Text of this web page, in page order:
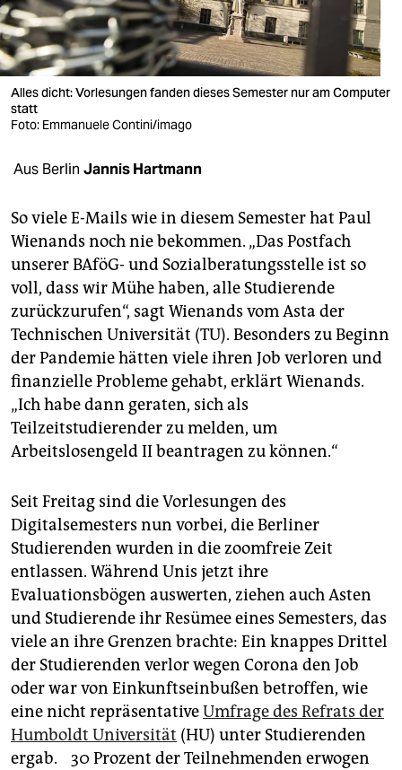
wahrheit
verlag
verlag
veranstaltungen
unterstützen
abo
genossenschaft
epaper login
Alles dicht: Vorlesungen fanden dieses Semester nur am Computer
statt
Foto: Emmanuele Contini/imago
Aus Berlin Jannis Hartmann
So viele E-Mails wie in diesem Semester hat Paul
Wienands noch nie bekommen. „Das Postfach
unserer BAföG- und Sozialberatungsstelle ist so
voll, dass wir Mühe haben, alle Studierende
zurückzurufen“, sagt Wienands vom Asta der
Technischen Universität (TU). Besonders zu Beginn
der Pandemie hätten viele ihren Job verloren und
finanzielle Probleme gehabt, erklärt Wienands.
„Ich habe dann geraten, sich als
Teilzeitstudierender zu melden, um
Arbeitslosengeld II beantragen zu können.“
Seit Freitag sind die Vorlesungen des
Digitalsemesters nun vorbei, die Berliner
Studierenden wurden in die zoomfreie Zeit
entlassen. Während Unis jetzt ihre
Evaluationsbögen auswerten, ziehen auch Asten
und Studierende ihr Resümee eines Semesters, das
viele an ihre Grenzen brachte: Ein knappes Drittel
der Studierenden verlor wegen Corona den Job
oder war von Einkunftseinbußen betroffen, wie
eine nicht repräsentativeUmfrage des Ref­rats der
Humboldt Universität (HU) unter Studierenden
ergab. 30 Prozent der Teilnehmenden erwogen